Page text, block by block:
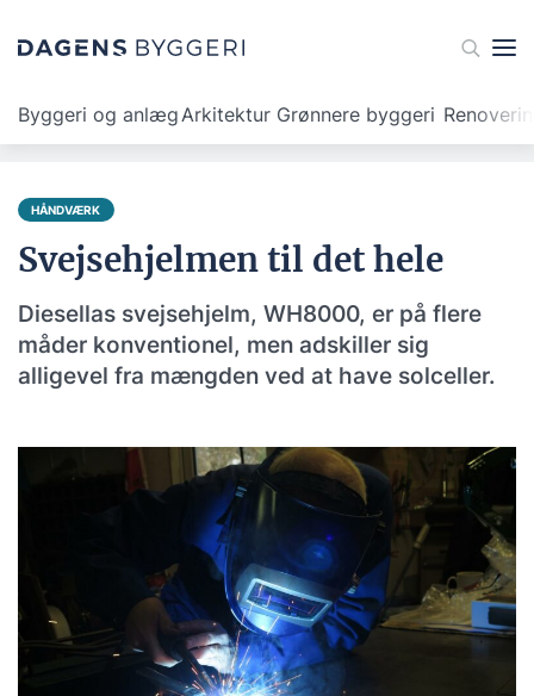
Byggeri og anlægArkitektur Grønnere byggeri
HÅNDVÆRK
Svejsehjelmen til det hele
Diesellas svejsehjelm, WH8000, er på flere
måder konventionel, men adskiller sig
alligevel fra mængden ved at have solceller.